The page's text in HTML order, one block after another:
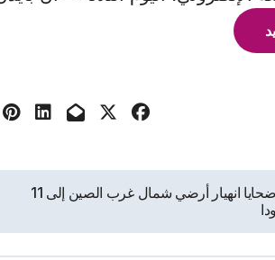
ارتفاع حصيلة ضحايا انهيار أرضي شمال غرب الصين إلى 11